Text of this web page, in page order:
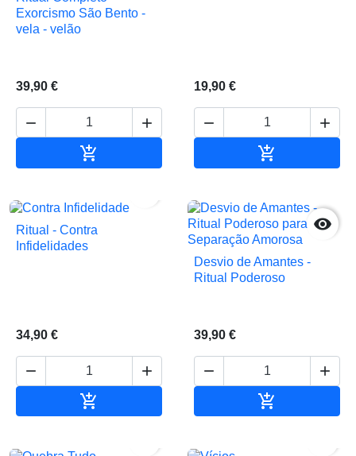
Exorcismo São Bento -
vela - velão
39,90 €
 

19,90 €
 

Ritual - Contra
Infidelidades
34,90 €
 


Desvio de Amantes -
Ritual Poderoso
39,90 €
 
